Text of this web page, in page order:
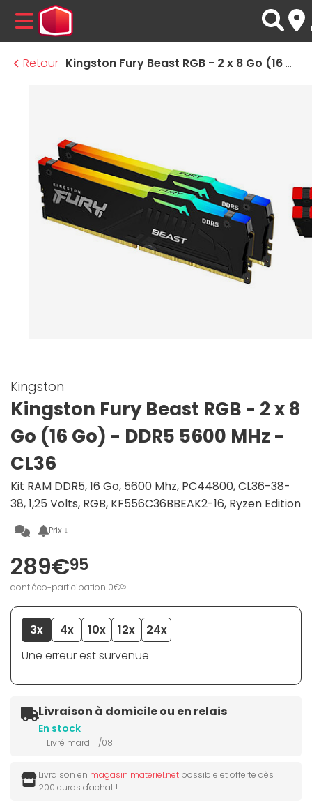
MENU
Retour
Kingston Fury Beast RGB - 2 x 8 Go (16 Go) - DDR5 5600 MHz - CL36
Kingston
Kingston Fury Beast RGB - 2 x 8
Go (16 Go) - DDR5 5600 MHz -
CL36
Kit RAM DDR5, 16 Go, 5600 Mhz, PC44800, CL36-38-
38, 1,25 Volts, RGB, KF556C36BBEAK2-16, Ryzen Edition
Prix ↓
289€95
dont éco-participation 0€05
3x 4x 10x 12x
24x
Une erreur est survenue
Livraison à domicile ou en relais
En stock
Livré mardi 11/08
Livraison en magasin materiel.net possible et offerte dès
200 euros d'achat !